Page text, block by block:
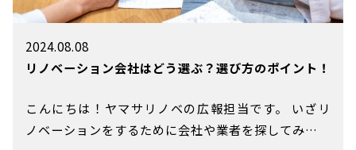
2024.08.08
リノベーション会社はどう選ぶ？選び方のポイント！
こんにちは！ヤマサリノベの広報担当です。 いざリ
ノベーションをするために会社や業者を探してみ…